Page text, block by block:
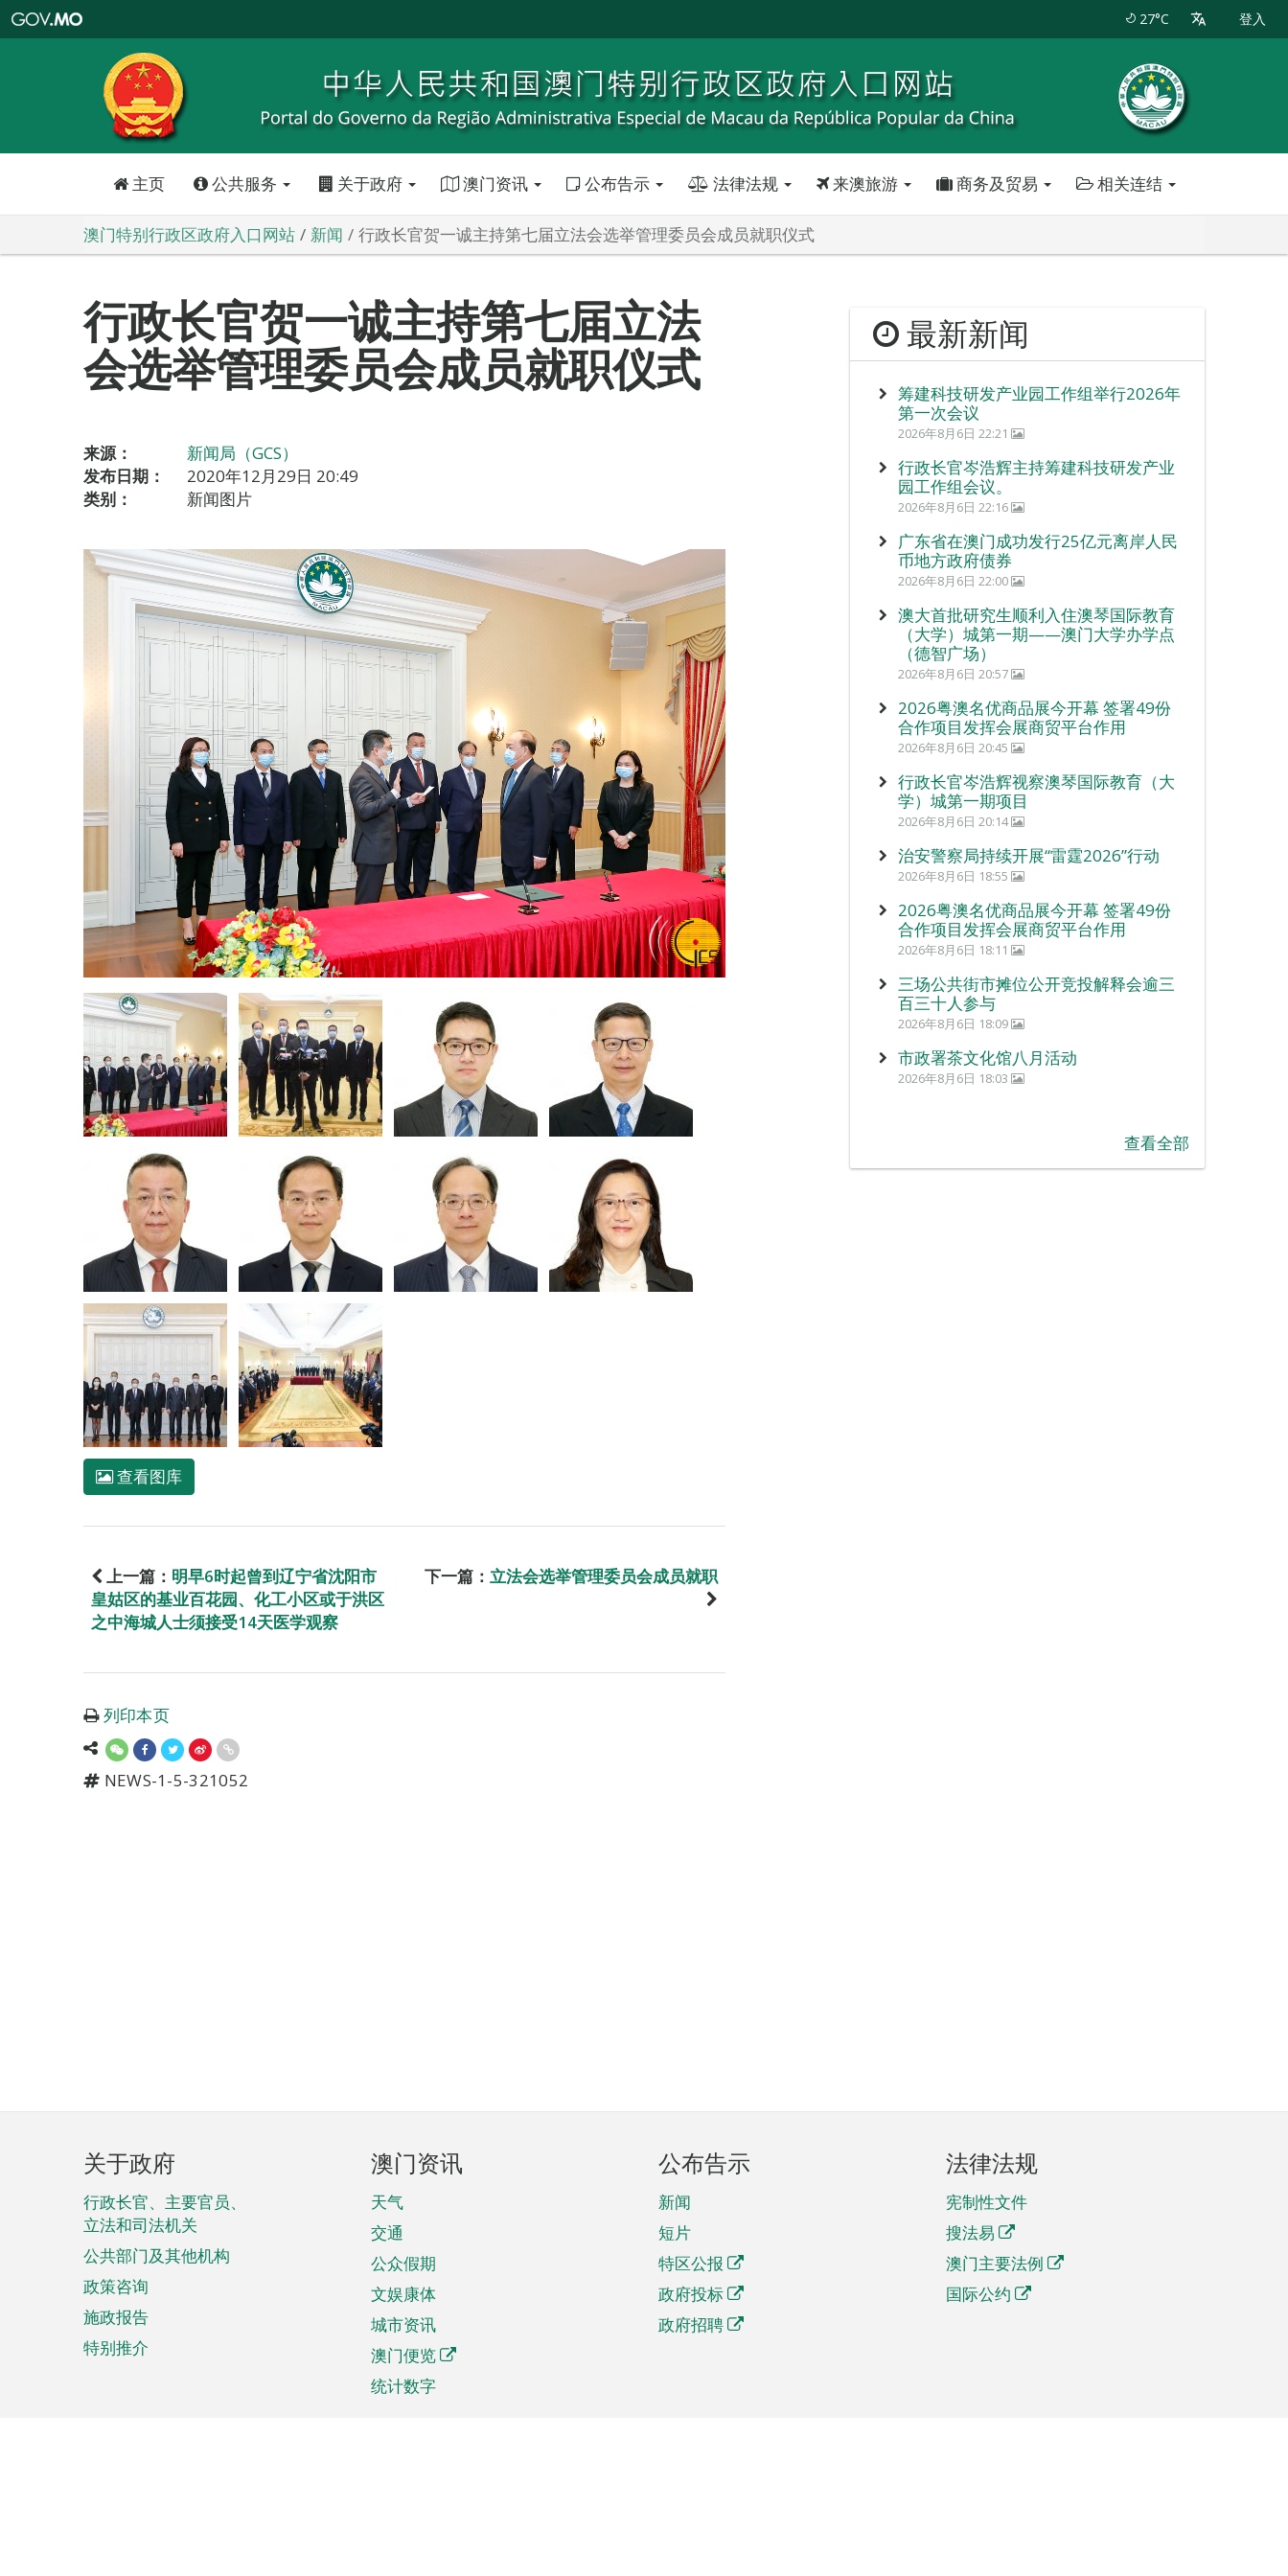
特
政
区
政
口
27°C 登入
主页 公共服务 关于政府 澳门资讯 公布告示 法律法规 来澳旅游 商务及贸易 相关连结
澳门特别行政区政府入口网站 新闻 行政长官贺一诚主持第七届立法会选举管理委员会成员就职仪式
行政长官贺一诚主持第七届立法
会选举管理委员会成员就职仪式
来源：
新闻局（GCS）
发布日期：
2020年12月29日 20:49
类别：
新闻图片
查看图库
上一篇： 明早6时起曾到辽宁省沈阳市
皇姑区的基业百花园、化工小区或于洪区
之中海城人士须接受14天医学观察
下一篇： 立法会选举管理委员会成员就职
列印本页
NEWS-1-5-321052
最新新闻
筹建科技研发产业园工作组举行2026年
第一次会议
2026年8月6日 22:21
行政长官岑浩辉主持筹建科技研发产业
园工作组会议。
2026年8月6日 22:16
广东省在澳门成功发行25亿元离岸人民
币地方政府债券
2026年8月6日 22:00
澳大首批研究生顺利入住澳琴国际教育
（大学）城第一期——澳门大学办学点
（德智广场）
2026年8月6日 20:57
2026粤澳名优商品展今开幕 签署49份
合作项目发挥会展商贸平台作用
2026年8月6日 20:45
行政长官岑浩辉视察澳琴国际教育（大
学）城第一期项目
2026年8月6日 20:14
治安警察局持续开展“雷霆2026”行动
2026年8月6日 18:55
2026粤澳名优商品展今开幕 签署49份
合作项目发挥会展商贸平台作用
2026年8月6日 18:11
三场公共街市摊位公开竞投解释会逾三
百三十人参与
2026年8月6日 18:09
市政署茶文化馆八月活动
2026年8月6日 18:03
查看全部
页
脚
菜
单
关于政府
行政长官、主要官员、
立法和司法机关
公共部门及其他机构
政策咨询
施政报告
特别推介
澳门资讯
天气
交通
公众假期
文娱康体
城市资讯
澳门便览
统计数字
公布告示
新闻
短片
特区公报
政府投标
政府招聘
法律法规
宪制性文件
搜法易
澳门主要法例
国际公约